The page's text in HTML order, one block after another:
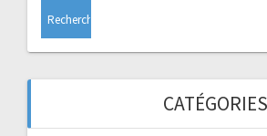
CATÉGORIES